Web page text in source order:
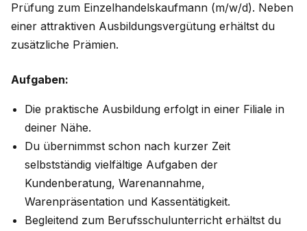
Prüfung zum Einzelhandelskaufmann (m/w/d). Neben
einer attraktiven Ausbildungsvergütung erhältst du
zusätzliche Prämien.
Aufgaben:
Die praktische Ausbildung erfolgt in einer Filiale in
deiner Nähe.
Du übernimmst schon nach kurzer Zeit
selbstständig vielfältige Aufgaben der
Kundenberatung, Warenannahme,
Warenpräsentation und Kassentätigkeit.
Begleitend zum Berufsschulunterricht erhältst du